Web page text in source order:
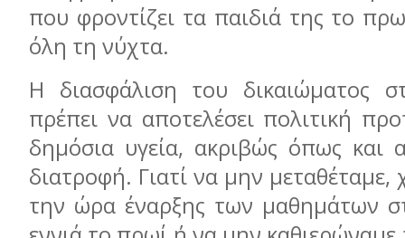
που φροντίζει τα παιδιά της το
όλη τη νύχτα.
Η διασφάλιση του δικαιώματος
πρέπει να αποτελέσει πολιτική
δημόσια υγεία, ακριβώς όπως και
διατροφή. Γιατί να μην μεταθέταμε,
την ώρα έναρξης των μαθημάτων